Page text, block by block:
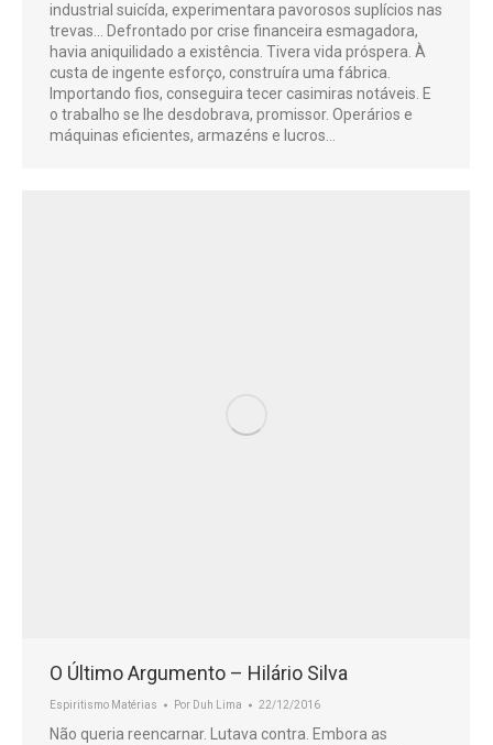
industrial suicída, experimentara pavorosos suplícios nas
trevas… Defrontado por crise financeira esmagadora,
havia aniquilidado a existência. Tivera vida próspera. À
custa de ingente esforço, construíra uma fábrica.
Importando fios, conseguira tecer casimiras notáveis. E
o trabalho se lhe desdobrava, promissor. Operários e
máquinas eficientes, armazéns e lucros…
O Último Argumento – Hilário Silva
Espiritismo Matérias Por Duh Lima 22/12/2016
Não queria reencarnar. Lutava contra. Embora as